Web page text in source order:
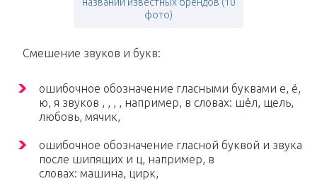
фото)
Смешение звуков и букв:
ошибочное обозначение гласными буквами е, ё,
ю, я звуков , , , , например, в словах: шёл, щель,
любовь, мячик,
ошибочное обозначение гласной буквой и звука
после шипящих и ц, например, в
словах: машина, цирк,